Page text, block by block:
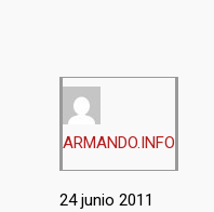
ARMANDO.INFO
24 junio 2011